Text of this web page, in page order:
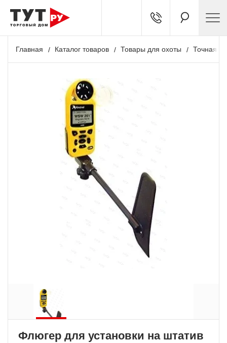
Главная Каталог товаров Товары для охоты Точная
Флюгер для установки на штатив